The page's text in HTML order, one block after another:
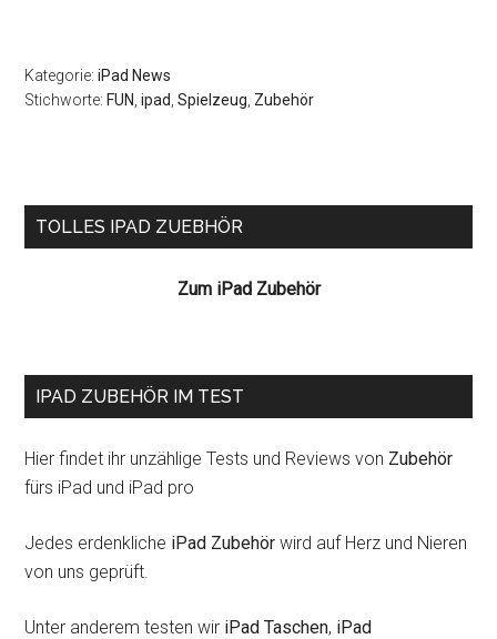
Kategorie:iPad News
Stichworte: FUN ,ipad ,Spielzeug Zubehör
Seitenspalte
TOLLES IPAD ZUEBHÖR
Zum iPad Zubehör
IPAD ZUBEHÖR IM TEST
Hier findet ihr unzählige Tests und Reviews von Zubehör
fürs iPad und iPad pro
Jedes erdenkliche iPad Zubehör wird auf Herz und Nieren
von uns geprüft.
Unter anderem testen wir iPad Taschen, iPad